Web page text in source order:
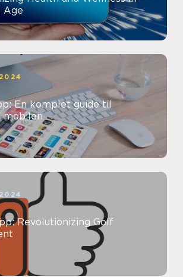
Age
En komplet guide til
mobilen
Revolutionizing Golf